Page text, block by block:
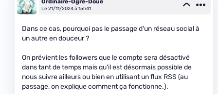
Ordinaire-Ogre-Doué
Le 21/11/2024 à 15h41
Dans ce cas, pourquoi pas le passage d'un réseau social à
un autre en douceur ?
On prévient les followers que le compte sera désactivé
dans tant de temps mais qu'il est désormais possible de
nous suivre ailleurs ou bien en utilisant un flux RSS (au
passage, on explique comment ça fonctionne.).